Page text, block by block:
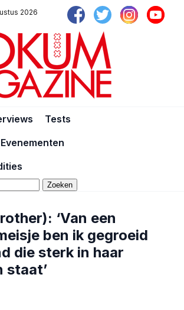
2026
Tests
Evenementen
Zoeken
‘Van een
ben ik gegroeid
die sterk in haar
staat’